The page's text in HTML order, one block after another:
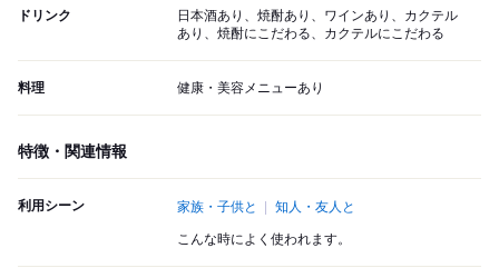
ドリンク
日本酒あり、焼酎あり、ワインあり、カクテル
あり、焼酎にこだわる、カクテルにこだわる
料理 健康・美容メニューあり
特徴・関連情報
利用シーン 家族・子供と 知人・友人と
こんな時によく使われます。